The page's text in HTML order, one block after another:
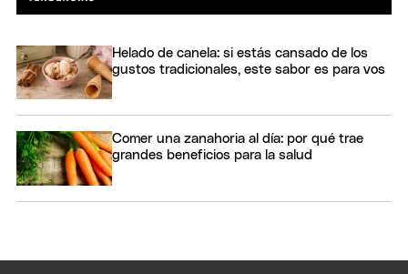
Helado de canela: si estás cansado de los
gustos tradicionales, este sabor es para vos
Comer una zanahoria al día: por qué trae
grandes beneficios para la salud